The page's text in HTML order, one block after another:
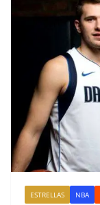
ESTRELLAS NBA